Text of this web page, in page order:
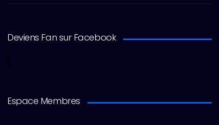
Deviens Fan sur Facebook
Espace Membres